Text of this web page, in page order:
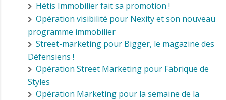
Hétis Immobilier fait sa promotion !
Opération visibilité pour Nexity et son nouveau
programme immobilier
Street-marketing pour Bigger, le magazine des
Défensiens !
Opération Street Marketing pour Fabrique de
Styles
Opération Marketing pour la semaine de la